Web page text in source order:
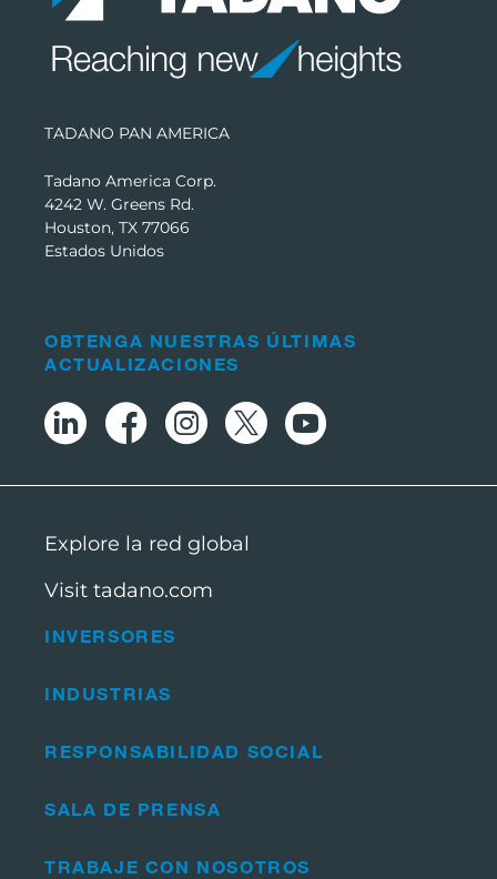
TADANO PAN AMERICA
Tadano America Corp.
4242 W. Greens Rd.
Houston, TX 77066
Estados Unidos
INVERSORES
INDUSTRIAS
RESPONSABILIDAD SOCIAL
SALA DE PRENSA
TRABAJE CON NOSOTROS
OBTENGA NUESTRAS ÚLTIMAS
ACTUALIZACIONES
Explore la red global
Visit tadano.com